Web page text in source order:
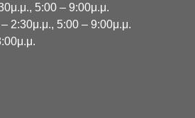
5:00 – 9:00μ.μ.
2:30μ.μ., 5:00 – 9:00μ.μ.